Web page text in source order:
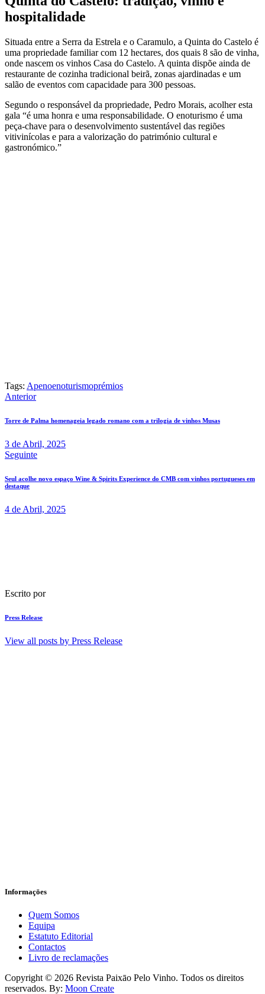
hospitalidade
Situada entre a Serra da Estrela e o Caramulo, a Quinta do Castelo é
uma propriedade familiar com 12 hectares, dos quais 8 são de vinha,
onde nascem os vinhos Casa do Castelo. A quinta dispõe ainda de
restaurante de cozinha tradicional beirã, zonas ajardinadas e um
salão de eventos com capacidade para 300 pessoas.
Segundo o responsável da propriedade, Pedro Morais, acolher esta
gala “é uma honra e uma responsabilidade. O enoturismo é uma
peça-chave para o desenvolvimento sustentável das regiões
vitivinícolas e para a valorização do património cultural e
gastronómico.”
Tags: Apenoenoturismoprémios
Navegação
de
Anterior
Torre de Palma homenageia legado romano com a trilogia de vinhos Musas
3 de Abril, 2025
Seguinte
Seul acolhe novo espaço Wine & Spirits Experience do CMB com vinhos portugueses em
destaque
4 de Abril, 2025
Escrito por
Press Release
View all posts by Press Release
Informaçōes
Quem Somos
Equipa
Estatuto Editorial
Contactos
Livro de reclamações
facebook-
1
instagram
Copyright © 2026 Revista Paixāo Pelo Vinho. Todos os direitos
reservados. By: Moon Create